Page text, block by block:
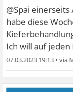
@Spai
habe diese
Ich will auf jeden
07.03.2023 19:13 •